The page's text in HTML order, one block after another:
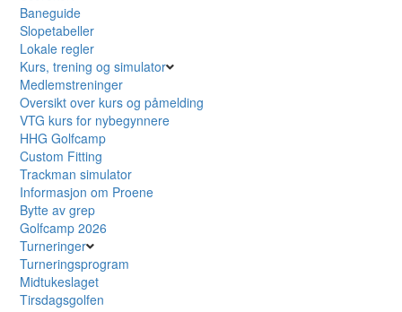
Baneguide
Slopetabeller
Lokale regler
Kurs, trening og simulator
Medlemstreninger
Oversikt over kurs og påmelding
VTG kurs for nybegynnere
HHG Golfcamp
Custom Fitting
Trackman simulator
Informasjon om Proene
Bytte av grep
Golfcamp 2026
Turneringer
Turneringsprogram
Midtukeslaget
Tirsdagsgolfen